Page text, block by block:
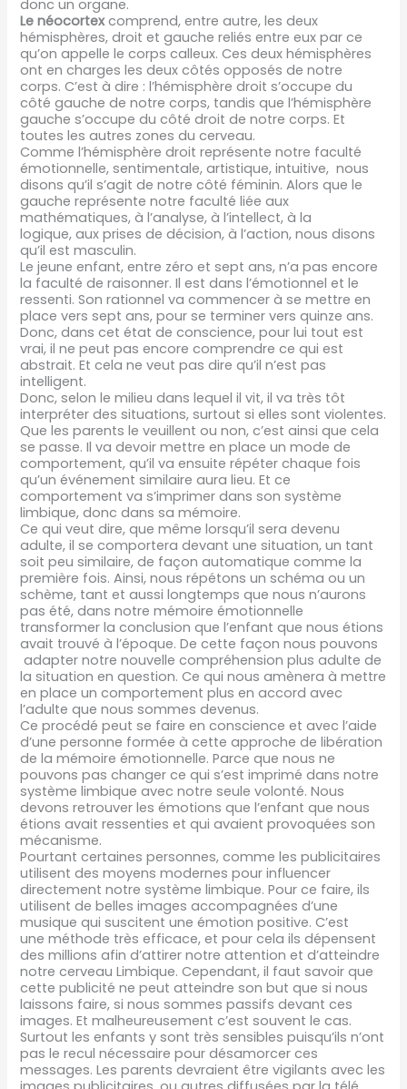
donc un organe.
Le néocortexcomprend, entre autre, les deux
hémisphères, droit et gauche reliés entre eux par ce
qu’on appelle le corps calleux. Ces deux hémisphères
ont en charges les deux côtés opposés de notre
corps. C’est à dire : l’hémisphère droit s’occupe du
côté gauche de notre corps, tandis que l’hémisphère
gauche s’occupe du côté droit de notre corps. Et
toutes les autres zones du cerveau.
Comme l’hémisphère droit représente notre faculté
émotionnelle, sentimentale, artistique, intuitive, nous
disons qu’il s’agit de notre côté féminin. Alors que le
gauche représente notre faculté liée aux
mathématiques, à l’analyse, à l’intellect, à la
logique, aux prises de décision, à l’action, nous disons
qu’il est masculin.
Le jeune enfant, entre zéro et sept ans, n’a pas encore
la faculté de raisonner. Il est dans l’émotionnel et le
ressenti. Son rationnel va commencer à se mettre en
place vers sept ans, pour se terminer vers quinze ans.
Donc, dans cet état de conscience, pour lui tout est
vrai, il ne peut pas encore comprendre ce qui est
abstrait. Et cela ne veut pas dire qu’il n’est pas
intelligent.
Donc, selon le milieu dans lequel il vit, il va très tôt
interpréter des situations, surtout si elles sont violentes.
Que les parents le veuillent ou non, c’est ainsi que cela
se passe. Il va devoir mettre en place un mode de
comportement, qu’il va ensuite répéter chaque fois
qu’un événement similaire aura lieu. Et ce
comportement va s’imprimer dans son système
limbique, donc dans sa mémoire.
Ce qui veut dire, que même lorsqu’il sera devenu
adulte, il se comportera devant une situation, un tant
soit peu similaire, de façon automatique comme la
première fois. Ainsi, nous répétons un schéma ou un
schème, tant et aussi longtemps que nous n’aurons
pas été, dans notre mémoire émotionnelle
transformer la conclusion que l’enfant que nous étions
avait trouvé à l’époque. De cette façon nous pouvons
adapter notre nouvelle compréhension plus adulte de
la situation en question. Ce qui nous amènera à mettre
en place un comportement plus en accord avec
l’adulte que nous sommes devenus.
Ce procédé peut se faire en conscience et avec l’aide
d’une personne formée à cette approche de libération
de la mémoire émotionnelle. Parce que nous ne
pouvons pas changer ce qui s’est imprimé dans notre
système limbique avec notre seule volonté. Nous
devons retrouver les émotions que l’enfant que nous
étions avait ressenties et qui avaient provoquées son
mécanisme.
Pourtant certaines personnes, comme les publicitaires
utilisent des moyens modernes pour influencer
directement notre système limbique. Pour ce faire, ils
utilisent de belles images accompagnées d’une
musique qui suscitent une émotion positive. C’est
une méthode très efficace, et pour cela ils dépensent
des millions afin d’attirer notre attention et d’atteindre
notre cerveau Limbique. Cependant, il faut savoir que
cette publicité ne peut atteindre son but que si nous
laissons faire, si nous sommes passifs devant ces
images. Et malheureusement c’est souvent le cas.
Surtout les enfants y sont très sensibles puisqu’ils n’ont
pas le recul nécessaire pour désamorcer ces
messages. Les parents devraient être vigilants avec les